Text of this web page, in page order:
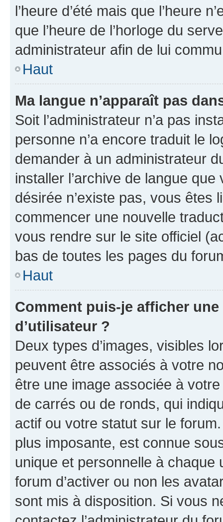
l’heure d’été mais que l’heure
que l’heure de l’horloge du
administrateur afin de lui
Haut
Ma langue n’apparaît pas
Soit l’administrateur n’a pas
personne n’a encore traduit le
demander à un administrateur
installer l’archive de langue
désirée n’existe pas, vous êtes
commencer une nouvelle
vous rendre sur le site officiel
bas de toutes les pages du
Haut
Comment puis-je afficher
d’utilisateur ?
Deux types d’images, visibles
peuvent être associés à votre
être une image associée à
de carrés ou de ronds, qui
actif ou votre statut sur le
plus imposante, est connue
unique et personnelle à chaque
forum d’activer ou non les
sont mis à disposition. Si vous